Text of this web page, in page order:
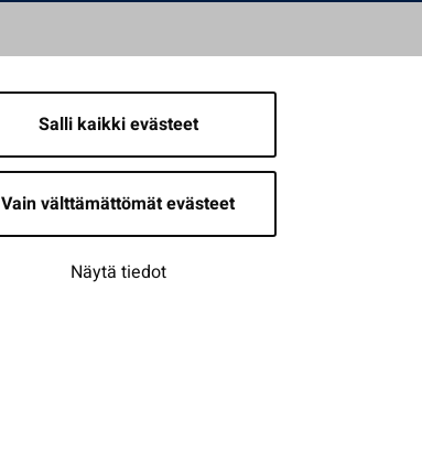
Salli kaikki evästeet
Vain välttämättömät evästeet
Näytä tiedot